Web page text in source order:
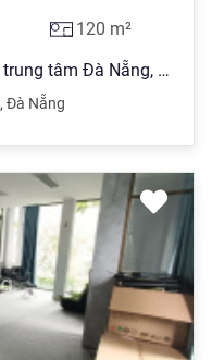
120 m²
Tôi bán lỗ căn nhà 4 tầng ngay trung tâm Đà Nẵng, view Sông Hàn, giá thấp nhất thị trường, có sổ đỏ
, Đà Nẵng